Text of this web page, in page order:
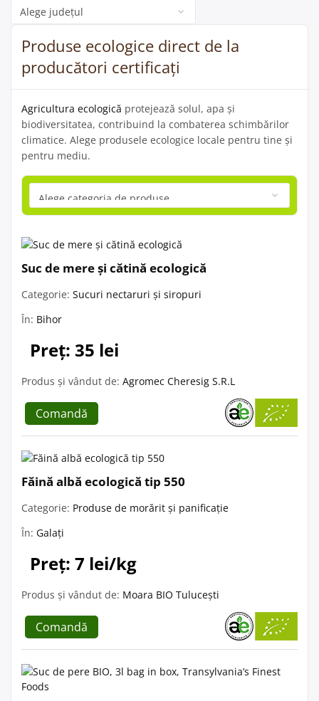
Categorie
Produse ecologice direct de la
producători certificați
Agricultura ecologică protejează solul, apa și
biodiversitatea, contribuind la combaterea schimbărilor
climatice. Alege produsele ecologice locale pentru tine și
pentru mediu.
Suc de mere și cătină ecologică
Categorie: Sucuri nectaruri și siropuri
În: Bihor
Preț: 35 lei
Produs și vândut de: Agromec Cheresig S.R.L
Comandă
Făină albă ecologică tip 550
Categorie: Produse de morărit și panificație
În: Galați
Preț: 7 lei/kg
Produs și vândut de: Moara BIO Tulucești
Comandă